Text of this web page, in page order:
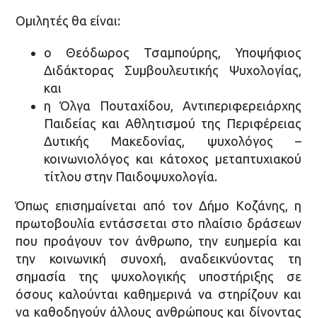
Ομιλητές θα είναι:
ο Θεόδωρος Τσαμπούρης, Υποψήφιος
Διδάκτορας Συμβουλευτικής Ψυχολογίας,
και
η Όλγα Πουταχίδου, Αντιπεριφερειάρχης
Παιδείας και Αθλητισμού της Περιφέρειας
Δυτικής Μακεδονίας, ψυχολόγος –
κοινωνιολόγος και κάτοχος μεταπτυχιακού
τίτλου στην Παιδοψυχολογία.
Όπως επισημαίνεται από τον Δήμο Κοζάνης, η
πρωτοβουλία εντάσσεται στο πλαίσιο δράσεων
που προάγουν τον άνθρωπο, την ευημερία και
την κοινωνική συνοχή, αναδεικνύοντας τη
σημασία της ψυχολογικής υποστήριξης σε
όσους καλούνται καθημερινά να στηρίζουν και
να καθοδηγούν άλλους ανθρώπους και δίνοντας